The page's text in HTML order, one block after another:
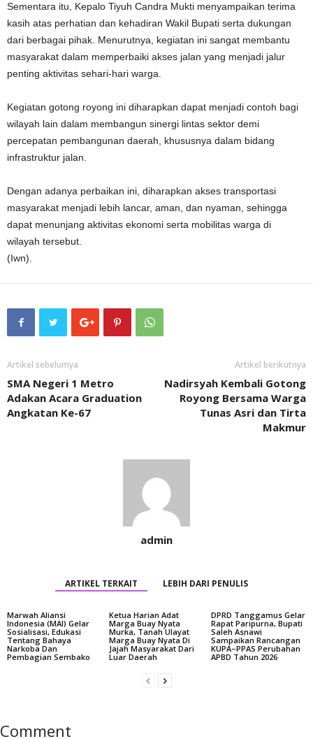
Sementara itu, Kepalo Tiyuh Candra Mukti menyampaikan terima
kasih atas perhatian dan kehadiran Wakil Bupati serta dukungan
dari berbagai pihak. Menurutnya, kegiatan ini sangat membantu
masyarakat dalam memperbaiki akses jalan yang menjadi jalur
penting aktivitas sehari-hari warga.
Kegiatan gotong royong ini diharapkan dapat menjadi contoh bagi
wilayah lain dalam membangun sinergi lintas sektor demi
percepatan pembangunan daerah, khususnya dalam bidang
infrastruktur jalan.
Dengan adanya perbaikan ini, diharapkan akses transportasi
masyarakat menjadi lebih lancar, aman, dan nyaman, sehingga
dapat menunjang aktivitas ekonomi serta mobilitas warga di
wilayah tersebut.
(Iwn).
Artikel sebelumya
SMA Negeri 1 Metro
Adakan Acara Graduation
Angkatan Ke-67
Artikel berikutnya
Nadirsyah Kembali Gotong
Royong Bersama Warga
Tunas Asri dan Tirta
Makmur
admin
ARTIKEL TERKAIT LEBIH DARI PENULIS
Marwah Aliansi
Indonesia (MAI) Gelar
Sosialisasi, Edukasi
Tentang Bahaya
Narkoba Dan
Pembagian Sembako
Ketua Harian Adat
Marga Buay Nyata
Murka, Tanah Ulayat
Marga Buay Nyata Di
Jajah Masyarakat Dari
Luar Daerah
DPRD Tanggamus Gelar
Rapat Paripurna, Bupati
Saleh Asnawi
Sampaikan Rancangan
KUPA–PPAS Perubahan
APBD Tahun 2026
Comment